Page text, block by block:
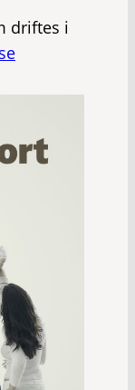
driftes i